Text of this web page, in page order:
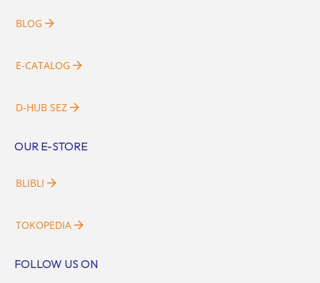
BLOG
E-CATALOG
D-HUB SEZ
OUR E-STORE
BLIBLI
TOKOPEDIA
FOLLOW US ON